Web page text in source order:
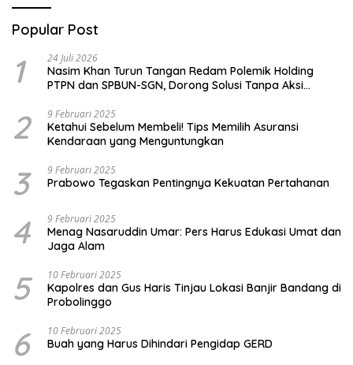
Popular Post
1 24 Juli 2026
Nasim Khan Turun Tangan Redam Polemik Holding
PTPN dan SPBUN-SGN, Dorong Solusi Tanpa Aksi
2 9 Februari 2025
Ketahui Sebelum Membeli! Tips Memilih Asuransi
Kendaraan yang Menguntungkan
3 9 Februari 2025
Prabowo Tegaskan Pentingnya Kekuatan Pertahanan
4 9 Februari 2025
Menag Nasaruddin Umar: Pers Harus Edukasi Umat dan
Jaga Alam
5 10 Februari 2025
Kapolres dan Gus Haris Tinjau Lokasi Banjir Bandang di
Probolinggo
6 10 Februari 2025
Buah yang Harus Dihindari Pengidap GERD